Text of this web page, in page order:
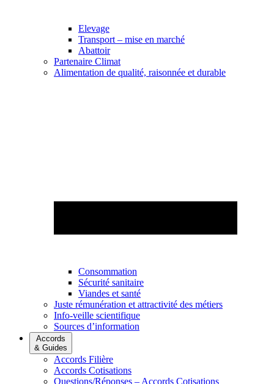
Elevage
Transport – mise en marché
Abattoir
Partenaire Climat
Alimentation de qualité, raisonnée et durable
Consommation
Sécurité sanitaire
Viandes et santé
Juste rémunération et attractivité des métiers
Info-veille scientifique
Sources d’information
Accords
& Guides
Accords Filière
Accords Cotisations
Questions/Réponses – Accords Cotisations